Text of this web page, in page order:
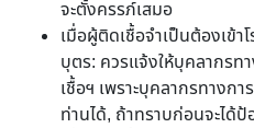
จะตั้งครรภ์เสมอ
เมื่อผู้ติดเชื้อจำเป็นต้องเข้
บุตร: ควรแจ้งให้บุคลากรท
เชื้อฯ เพราะบุคลากรทางก
ท่านได้, ถ้าทราบก่อนจะได้